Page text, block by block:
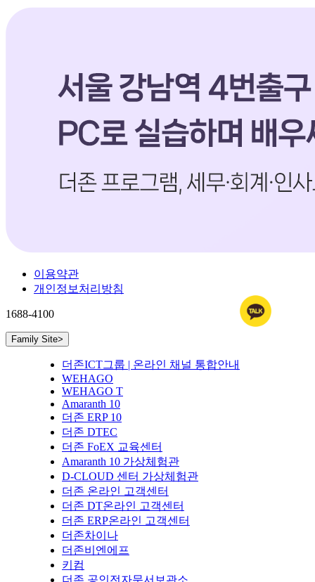
이용약관
개인정보처리방침
1688-4100
Family Site>
더존ICT그룹 | 온라인 채널 통합안내
WEHAGO
WEHAGO T
Amaranth 10
더존 ERP 10
더존 DTEC
더존 FoEX 교육센터
Amaranth 10 가상체험관
D-CLOUD 센터 가상체험관
더존 온라인 고객센터
더존 DT온라인 고객센터
더존 ERP온라인 고객센터
더존차이나
더존비엔에프
키컴
더존 공인전자문서보관소